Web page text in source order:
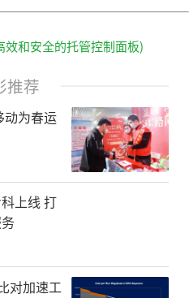
效和安全的托管控制面板)
推荐
动为春运
上线 打
对加速工